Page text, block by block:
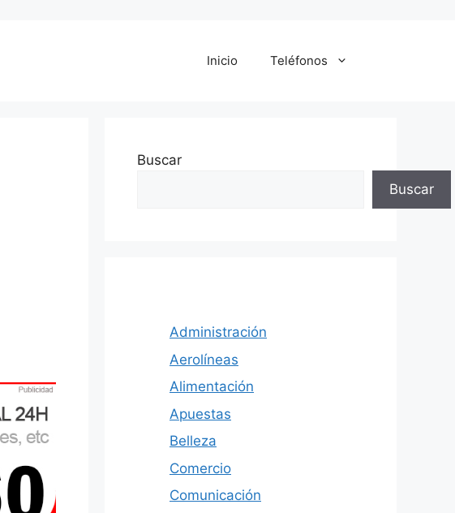
Inicio Teléfonos
Buscar
Buscar
Administración
Aerolíneas
Alimentación
Apuestas
Belleza
Comercio
Comunicación